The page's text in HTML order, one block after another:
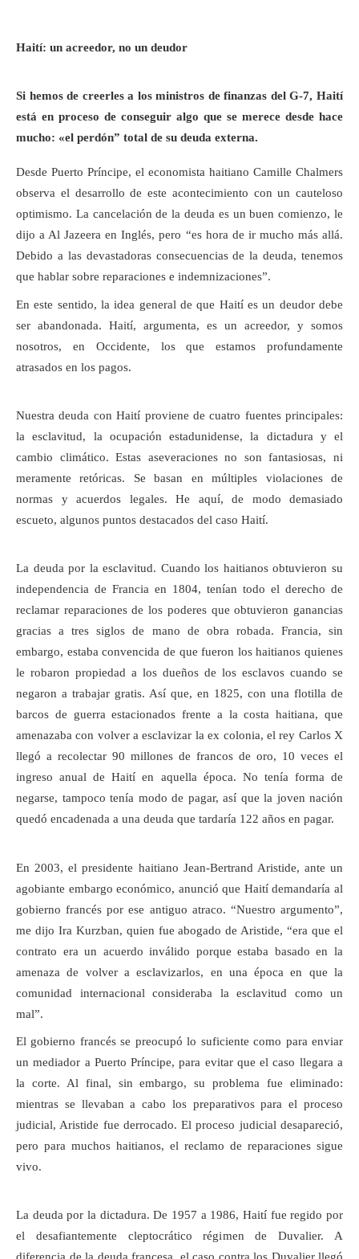
Haití: un acreedor, no un deudor
Si hemos de creerles a los ministros de finanzas del G-7, Haití
está en proceso de conseguir algo que se merece desde hace
mucho: «el perdón” total de su deuda externa.
Desde Puerto Príncipe, el economista haitiano Camille Chalmers
observa el desarrollo de este acontecimiento con un cauteloso
optimismo. La cancelación de la deuda es un buen comienzo, le
dijo a Al Jazeera en Inglés, pero “es hora de ir mucho más allá.
Debido a las devastadoras consecuencias de la deuda, tenemos
que hablar sobre reparaciones e indemnizaciones”.
En este sentido, la idea general de que Haití es un deudor debe
ser abandonada. Haití, argumenta, es un acreedor, y somos
nosotros, en Occidente, los que estamos profundamente
atrasados en los pagos.
Nuestra deuda con Haití proviene de cuatro fuentes principales:
la esclavitud, la ocupación estadunidense, la dictadura y el
cambio climático. Estas aseveraciones no son fantasiosas, ni
meramente retóricas. Se basan en múltiples violaciones de
normas y acuerdos legales. He aquí, de modo demasiado
escueto, algunos puntos destacados del caso Haití.
La deuda por la esclavitud. Cuando los haitianos obtuvieron su
independencia de Francia en 1804, tenían todo el derecho de
reclamar reparaciones de los poderes que obtuvieron ganancias
gracias a tres siglos de mano de obra robada. Francia, sin
embargo, estaba convencida de que fueron los haitianos quienes
le robaron propiedad a los dueños de los esclavos cuando se
negaron a trabajar gratis. Así que, en 1825, con una flotilla de
barcos de guerra estacionados frente a la costa haitiana, que
amenazaba con volver a esclavizar la ex colonia, el rey Carlos X
llegó a recolectar 90 millones de francos de oro, 10 veces el
ingreso anual de Haití en aquella época. No tenía forma de
negarse, tampoco tenía modo de pagar, así que la joven nación
quedó encadenada a una deuda que tardaría 122 años en pagar.
En 2003, el presidente haitiano Jean-Bertrand Aristide, ante un
agobiante embargo económico, anunció que Haití demandaría al
gobierno francés por ese antiguo atraco. “Nuestro argumento”,
me dijo Ira Kurzban, quien fue abogado de Aristide, “era que el
contrato era un acuerdo inválido porque estaba basado en la
amenaza de volver a esclavizarlos, en una época en que la
comunidad internacional consideraba la esclavitud como un
mal”.
El gobierno francés se preocupó lo suficiente como para enviar
un mediador a Puerto Príncipe, para evitar que el caso llegara a
la corte. Al final, sin embargo, su problema fue eliminado:
mientras se llevaban a cabo los preparativos para el proceso
judicial, Aristide fue derrocado. El proceso judicial desapareció,
pero para muchos haitianos, el reclamo de reparaciones sigue
vivo.
La deuda por la dictadura. De 1957 a 1986, Haití fue regido por
el desafiantemente cleptocrático régimen de Duvalier. A